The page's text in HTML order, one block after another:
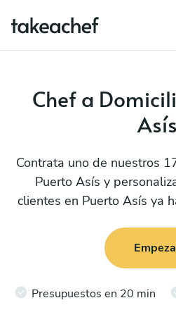
Chef a
Asís
Contrata uno de nuestros
Puerto Asís y
clientes en Puerto Asís ya
Presupuestos en 20 min